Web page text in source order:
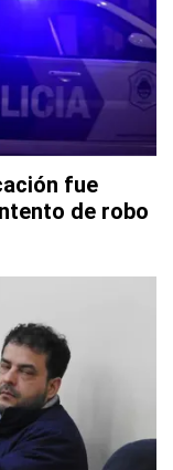
fue
de robo